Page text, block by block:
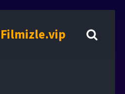
Filmizle.vip